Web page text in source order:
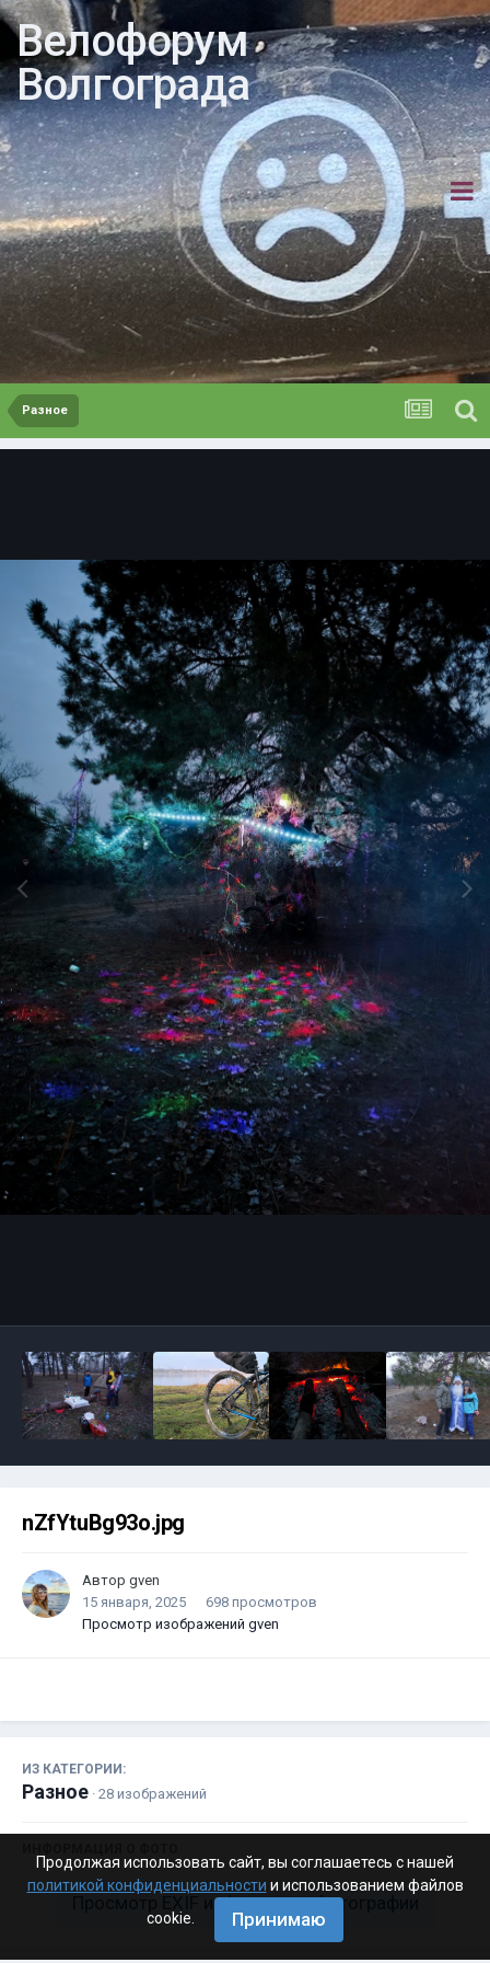
Велофорум
Волгограда
Разное
nZfYtuBg93o.jpg
Автор gven
15 января, 2025
698 просмотров
Просмотр изображений gven
ИЗ КАТЕГОРИИ:
Разное · 28 изображений
Просмотр EXIF информации фотографии
Продолжая использовать сайт, вы соглашаетесь с нашей
политикой конфиденциальности и использованием файлов
cookie.
Принимаю